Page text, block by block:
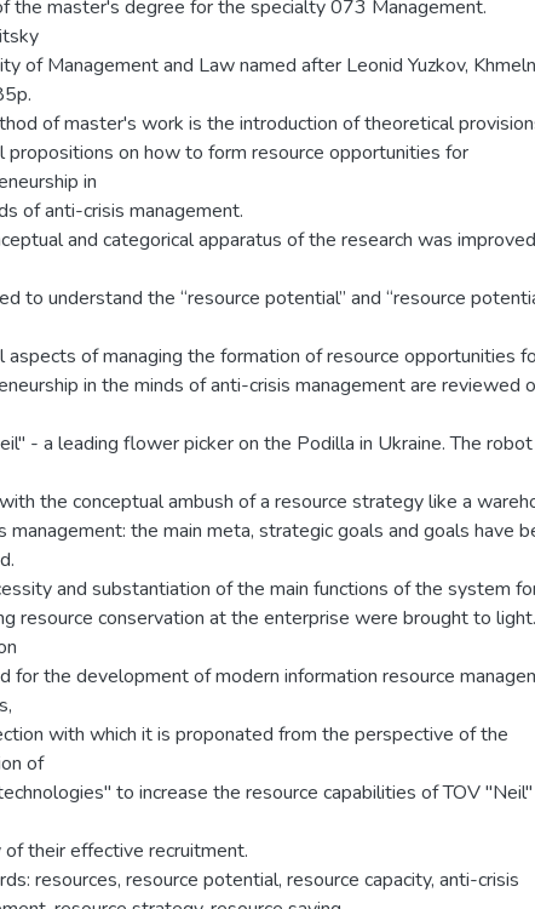
the master's degree for the specialty 073 Management.
of Management and Law named after Leonid Yuzkov,
of master's work is the introduction of theoretical
propositions on how to form resource opportunities for
in
of anti-crisis management.
and categorical apparatus of the research was
to understand the “resource potential” and “resource
aspects of managing the formation of resource opportunities
in the minds of anti-crisis management are reviewed
- a leading flower picker on the Podilla in Ukraine. The robot
the conceptual ambush of a resource strategy like a
management: the main meta, strategic goals and goals have
and substantiation of the main functions of the system
resource conservation at the enterprise were brought to light.
for the development of modern information resource
with which it is proponated from the perspective of the
of
to increase the resource capabilities of TOV "Neil"
of their effective recruitment.
resources, resource potential, resource capacity, anti-crisis